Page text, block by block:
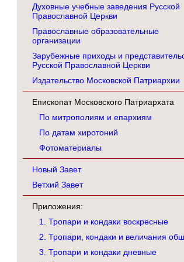
Духовные учебные заведения Русской
Православной Церкви
Православные образовательные
организации
Зарубежные приходы и
Русской Православной Церкви
Издательство Московской Патриархии
Епископат Московского Патриархата
По митрополиям и епархиям
По датам хиротоний
Фотоматериалы
Новый Завет
Ветхий Завет
Приложения:
1. Тропари и кондаки воскресные
2. Тропари, кондаки и величания
3. Тропари и кондаки дневные